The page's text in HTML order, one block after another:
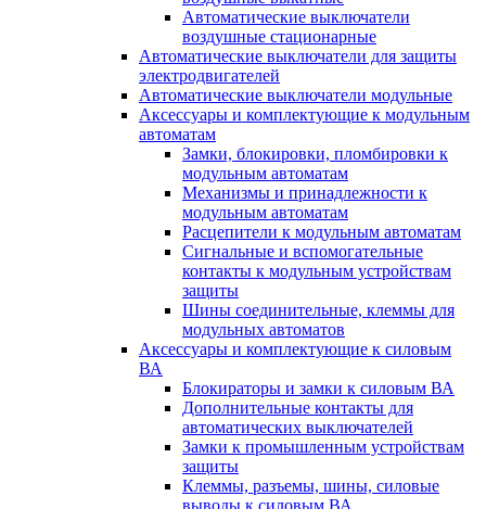
Автоматические выключатели
воздушные стационарные
Автоматические выключатели для защиты
электродвигателей
Автоматические выключатели модульные
Аксессуары и комплектующие к модульным
автоматам
Замки, блокировки, пломбировки к
модульным автоматам
Механизмы и принадлежности к
модульным автоматам
Расцепители к модульным автоматам
Сигнальные и вспомогательные
контакты к модульным устройствам
защиты
Шины соединительные, клеммы для
модульных автоматов
Аксессуары и комплектующие к силовым
ВА
Блокираторы и замки к силовым ВА
Дополнительные контакты для
автоматических выключателей
Замки к промышленным устройствам
защиты
Клеммы, разъемы, шины, силовые
выводы к силовым ВА